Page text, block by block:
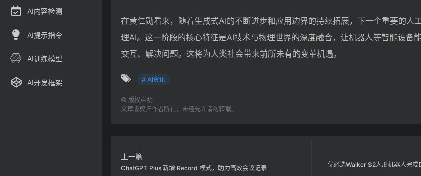
AI内容检测
AI提示指令
AI训练模型
AI开发框架
在黄仁勋看来，随着生成式AI的不断进步和应用边界的持续拓展，下一个重要的人
理AI。这一阶段的核心特征是AI技术与物理世界的深度融合，让机器人等智能设备
交互、解决问题。这将为人类社会带来前所未有的变革机遇。
# AI资讯
© 版权声明
文章版权归作者所有，未经允许请勿转载。
上一篇
ChatGPT Plus 新增 Record 模式，助力高效会议记录
优必选Walker S2人形机器人完